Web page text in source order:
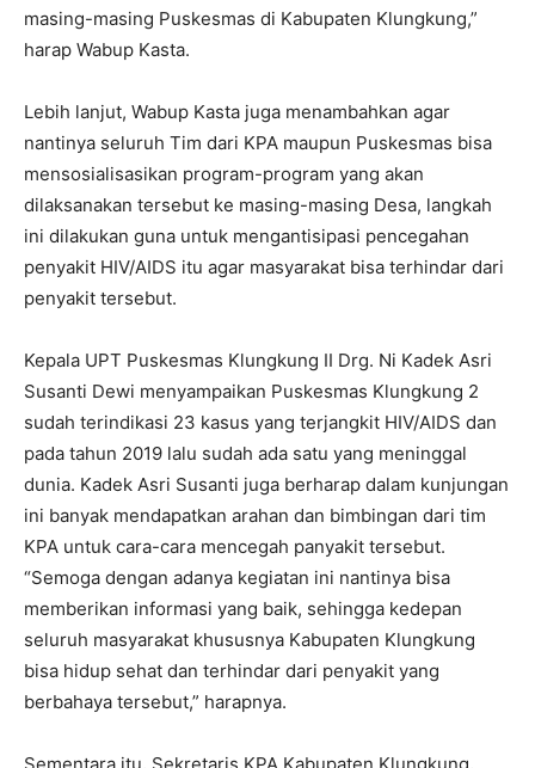
masing-masing Puskesmas di Kabupaten Klungkung,”
harap Wabup Kasta.
Lebih lanjut, Wabup Kasta juga menambahkan agar
nantinya seluruh Tim dari KPA maupun Puskesmas bisa
mensosialisasikan program-program yang akan
dilaksanakan tersebut ke masing-masing Desa, langkah
ini dilakukan guna untuk mengantisipasi pencegahan
penyakit HIV/AIDS itu agar masyarakat bisa terhindar dari
penyakit tersebut.
Kepala UPT Puskesmas Klungkung II Drg. Ni Kadek Asri
Susanti Dewi menyampaikan Puskesmas Klungkung 2
sudah terindikasi 23 kasus yang terjangkit HIV/AIDS dan
pada tahun 2019 lalu sudah ada satu yang meninggal
dunia. Kadek Asri Susanti juga berharap dalam kunjungan
ini banyak mendapatkan arahan dan bimbingan dari tim
KPA untuk cara-cara mencegah panyakit tersebut.
“Semoga dengan adanya kegiatan ini nantinya bisa
memberikan informasi yang baik, sehingga kedepan
seluruh masyarakat khususnya Kabupaten Klungkung
bisa hidup sehat dan terhindar dari penyakit yang
berbahaya tersebut,” harapnya.